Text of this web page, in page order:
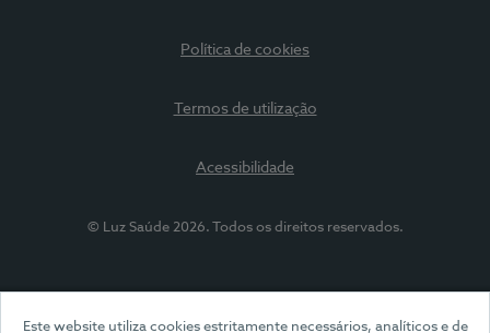
Este website utiliza cookies estritamente necessários, analíticos e de
Política de cookies
Termos de utilização
Acessibilidade
© Luz Saúde 2026. Todos os direitos reservados.